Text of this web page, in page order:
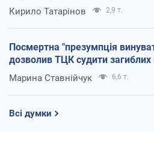
Кирило Татарінов 2,9 т.
Посмертна "презумпція
дозволив ТЦК судити загиблих
Марина Ставнійчук 6,6 т.
Всі думки